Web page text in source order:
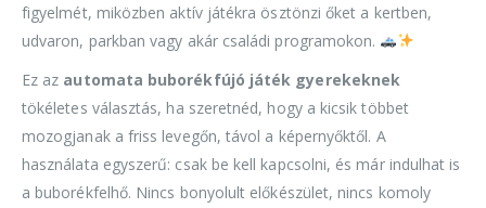
figyelmét, miközben aktív játékra ösztönzi őket a kertben,
udvaron, parkban vagy akár családi programokon.
Ez az automata buborékfújó játék gyerekeknek
tökéletes választás, ha szeretnéd, hogy a kicsik többet
mozogjanak a friss levegőn, távol a képernyőktől. A
használata egyszerű: csak be kell kapcsolni, és már indulhat is
a buborékfelhő. Nincs bonyolult előkészület, nincs komoly